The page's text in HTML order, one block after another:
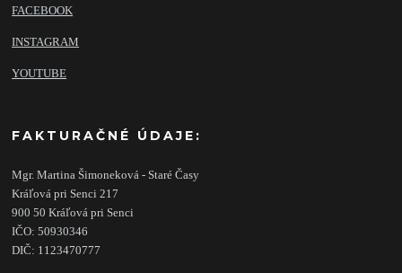
FACEBOOK
INSTAGRAM
YOUTUBE
FAKTURAČNÉ ÚDAJE:
Mgr. Martina Šimoneková - Staré Časy
Kráľová pri Senci 217
900 50 Kráľová pri Senci
IČO: 50930346
DIČ: 1123470777